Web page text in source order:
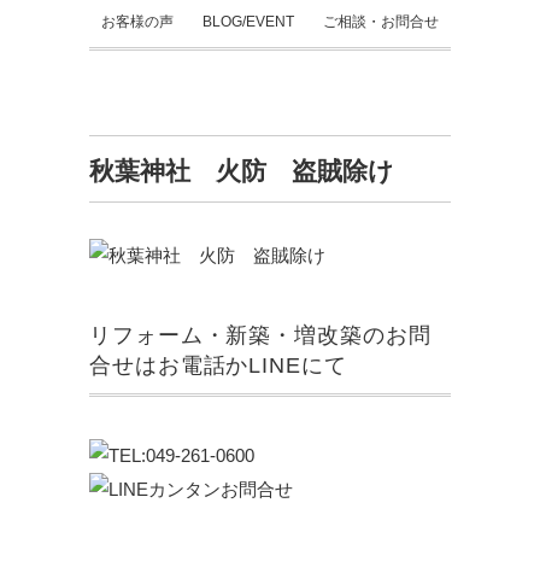
お客様の声 BLOG/EVENT ご相談・お問合せ
秋葉神社 火防 盗賊除け
リフォーム・新築・増改築のお問
合せはお電話かLINEにて